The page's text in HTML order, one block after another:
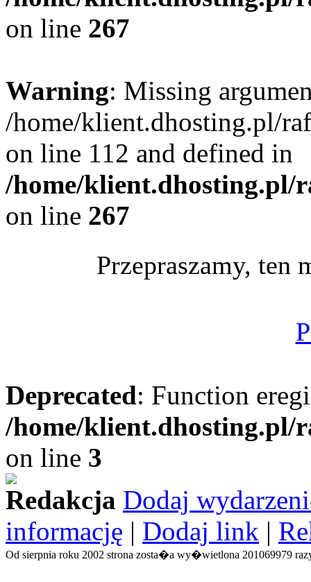
on line 267
Warning: Missing
/home/klient.dhosting.pl/
on line 112 and defined in
/home/klient.dhosting.pl/
on line 267
Przepraszamy,
Deprecated: Function
/home/
on line 3
Redakcja Dodaj
informację | Dodaj link |
Od sierpnia roku 2002 strona zosta�a wy�wietlona 201069979